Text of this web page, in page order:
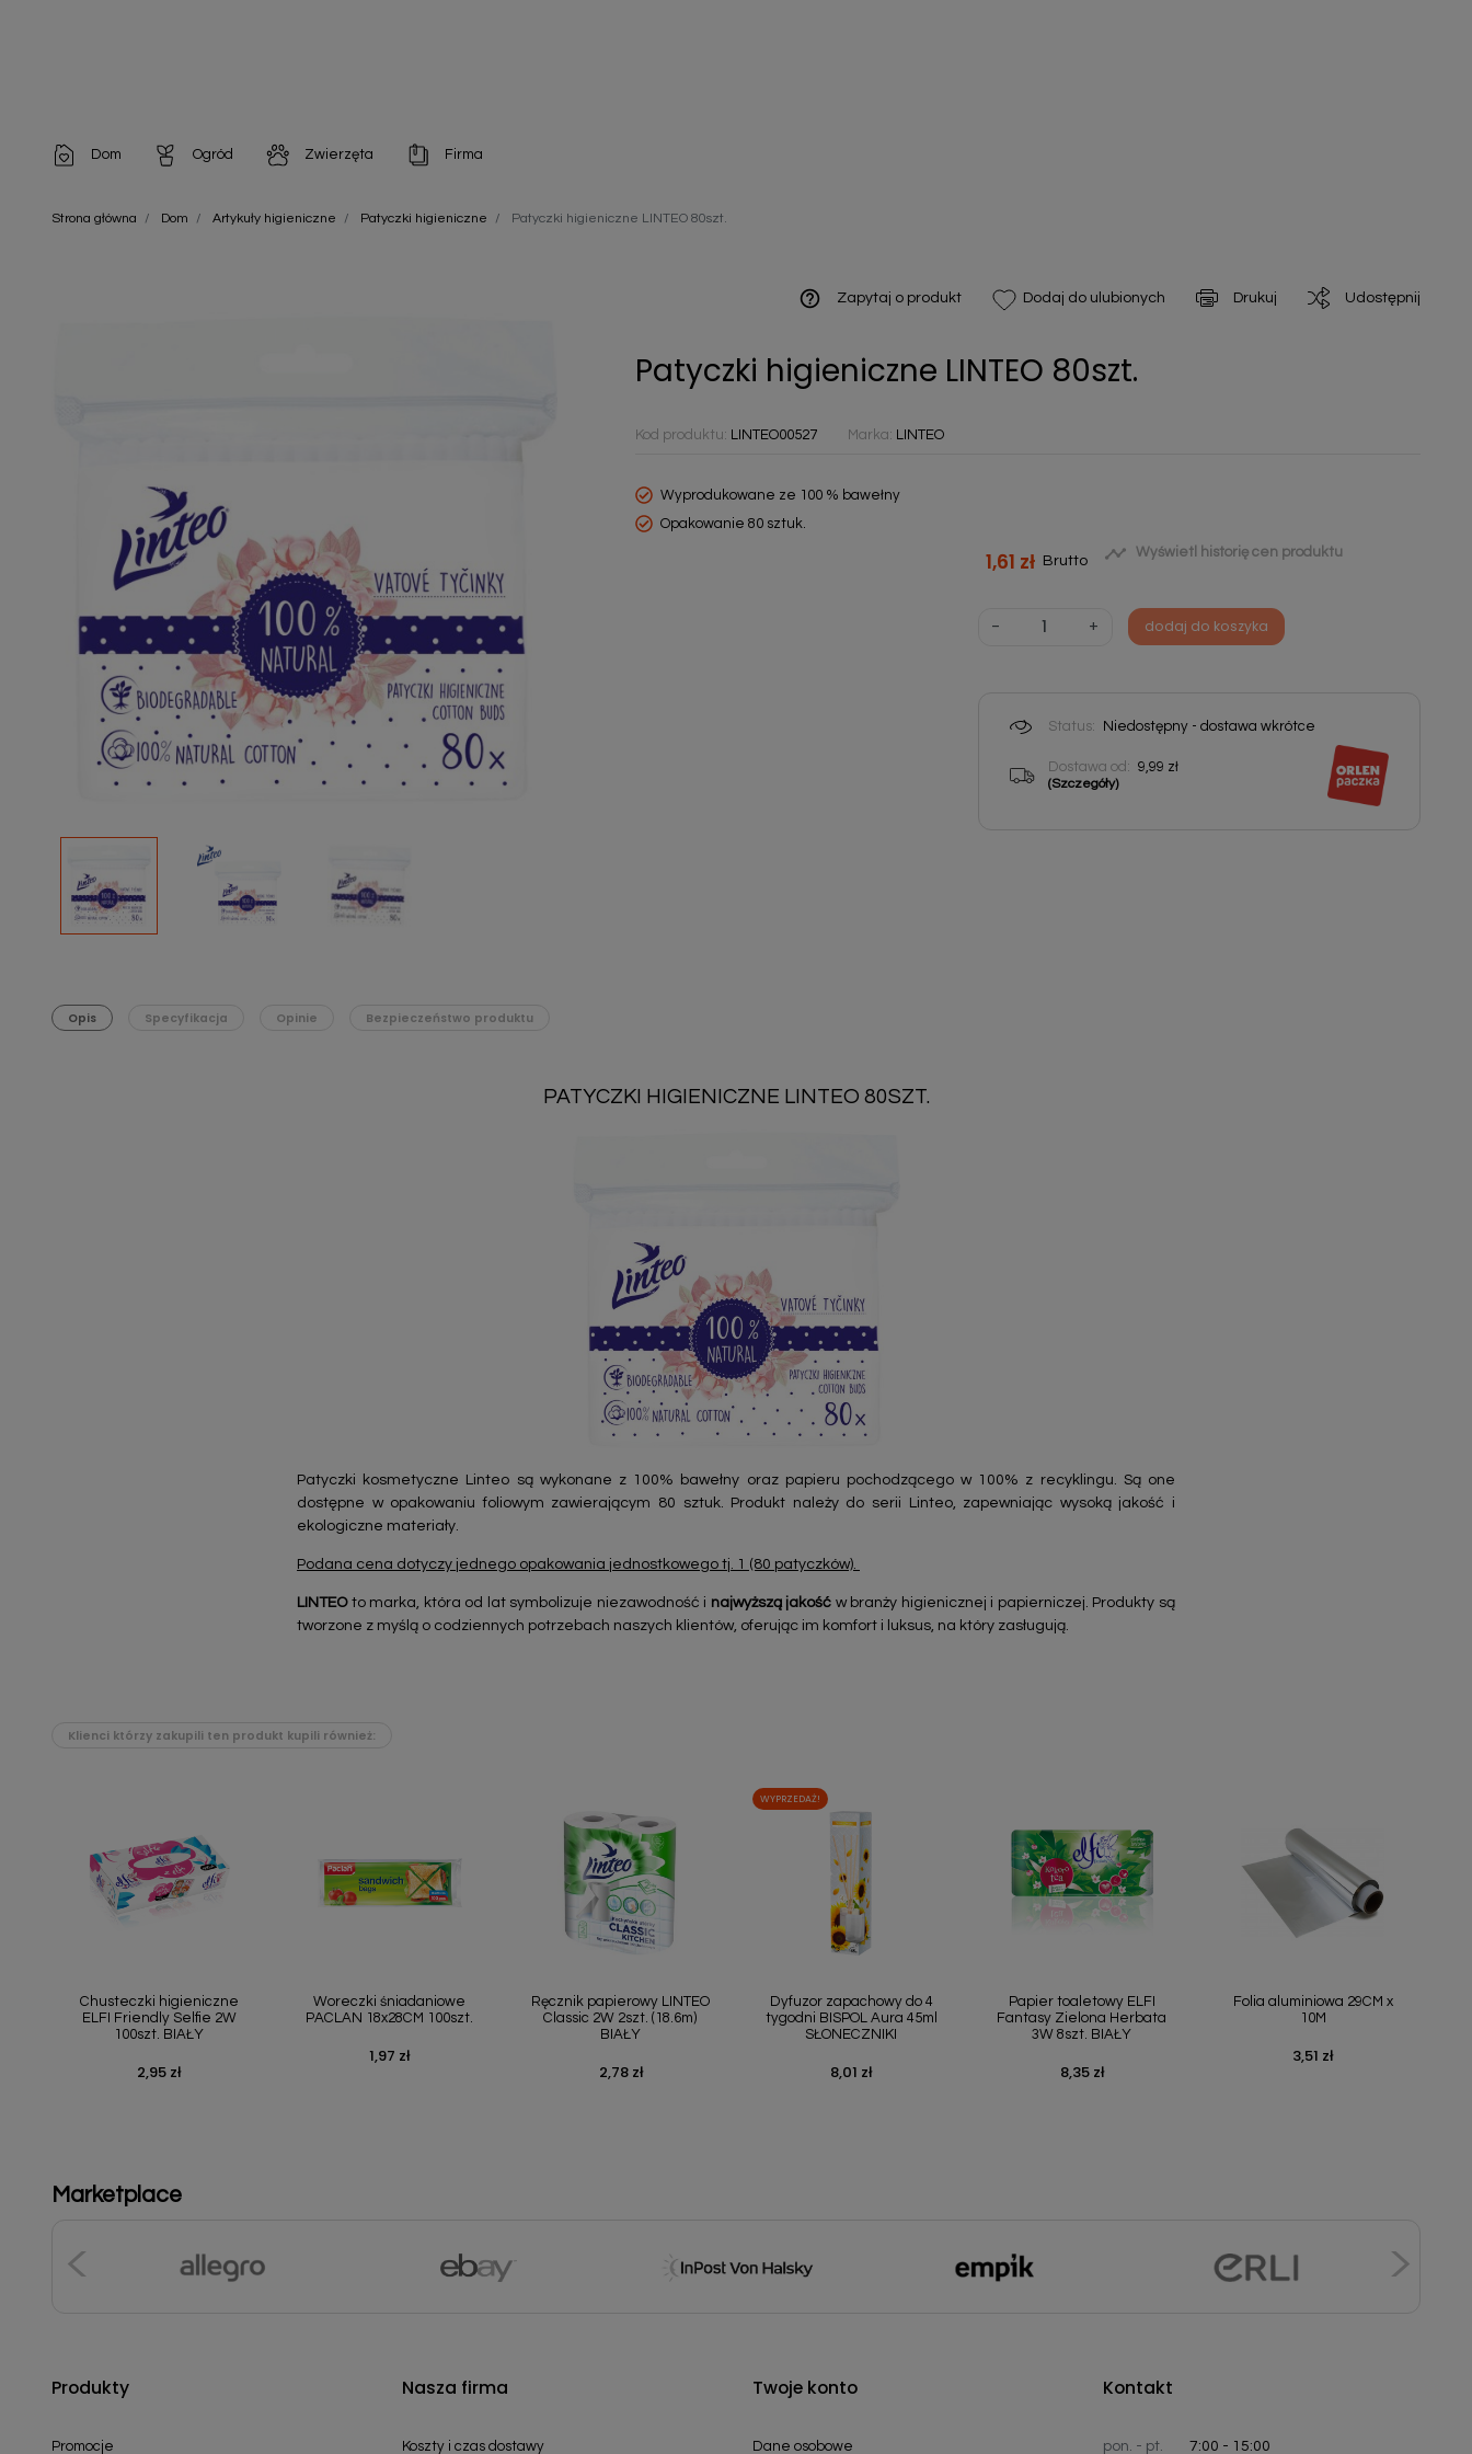
Dom
Artykuły dekoracyjne
Zobacz wszystkie
Ogród
Chemia do architektury ogrodowej
Podłoża
Pozostałe
Środki ochrony roślin
Środki ochrony roślin dla profesjonalistów
Zobacz wszystkie
Zwierzęta
Szampony i odżywki
Firma
Artykuły Higieniczne
Strona główna Dom Artykuły higieniczne Patyczki higieniczne Patyczki higieniczne LINTEO 80szt.
help_outline Zapytaj o produkt Dodaj do ulubionych Drukuj Udostępnij
Patyczki higieniczne LINTEO 80szt.
Kod produktu: LINTEO00527 Marka: LINTEO
Wyprodukowane ze 100 % bawełny
Opakowanie 80 sztuk.
1,61 zł Brutto  Wyświetl historię cen produktu
- + dodaj do koszyka
Status: Niedostępny - dostawa wkrótce
Dostawa od: 9,99 zł
(Szczegóły)
Opis Specyfikacja Opinie Bezpieczeństwo produktu
PATYCZKI HIGIENICZNE LINTEO 80SZT.
Patyczki kosmetyczne Linteo są wykonane z 100% bawełny oraz papieru pochodzącego w 100% z recyklingu. Są one
dostępne w opakowaniu foliowym zawierającym 80 sztuk. Produkt należy do serii Linteo, zapewniając wysoką jakość i
ekologiczne materiały.
Podana cena dotyczy jednego opakowania jednostkowego tj. 1 (80 patyczków).
LINTEO to marka, która od lat symbolizuje niezawodność i najwyższą jakość w branży higienicznej i papierniczej. Produkty są
tworzone z myślą o codziennych potrzebach naszych klientów, oferując im komfort i luksus, na który zasługują.
Klienci którzy zakupili ten produkt kupili również:
Chusteczki higieniczne
ELFI Friendly Selfie 2W
100szt. BIAŁY
Cena
2,95 zł
Woreczki śniadaniowe
PACLAN 18x28CM 100szt.
Cena
1,97 zł
Ręcznik papierowy LINTEO
Classic 2W 2szt. (18.6m)
BIAŁY
Cena
2,78 zł
Dyfuzor zapachowy do 4
tygodni BISPOL Aura 45ml
SŁONECZNIKI
Cena
8,01 zł
WYPRZEDAŻ!
Papier toaletowy ELFI
Fantasy Zielona Herbata
3W 8szt. BIAŁY
Cena
8,35 zł
Folia aluminiowa 29CM x
10M
Cena
3,51 zł
Marketplace
Produkty
Promocje
Nasza firma
Koszty i czas dostawy
Twoje konto
Dane osobowe
Kontakt
pon. - pt. 7:00 - 15:00